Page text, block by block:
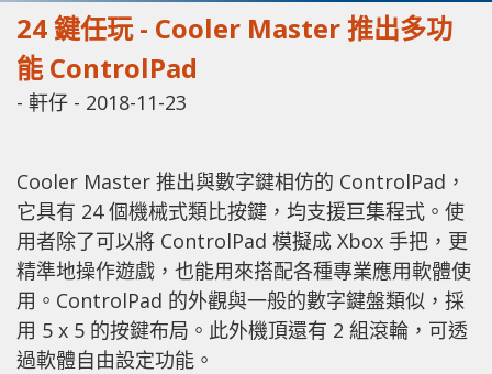
24 鍵任玩 - Cooler Master 推出多功
能 ControlPad
- 軒仔 - 2018-11-23
Cooler Master 推出與數字鍵相仿的 ControlPad，
它具有 24 個機械式類比按鍵，均支援巨集程式。使
用者除了可以將 ControlPad 模擬成 Xbox 手把，更
精準地操作遊戲，也能用來搭配各種專業應用軟體使
用。ControlPad 的外觀與一般的數字鍵盤類似，採
用 5 x 5 的按鍵布局。此外機頂還有 2 組滾輪，可透
過軟體自由設定功能。